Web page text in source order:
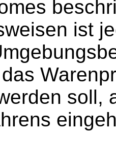
ist
soll,